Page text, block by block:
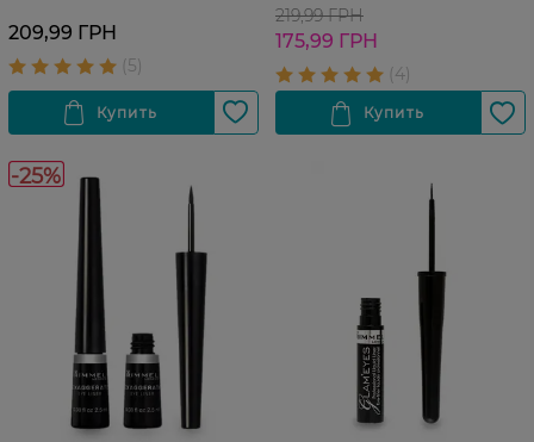
209,99 ГРН
219,99 ГРН
175,99 ГРН
-25%